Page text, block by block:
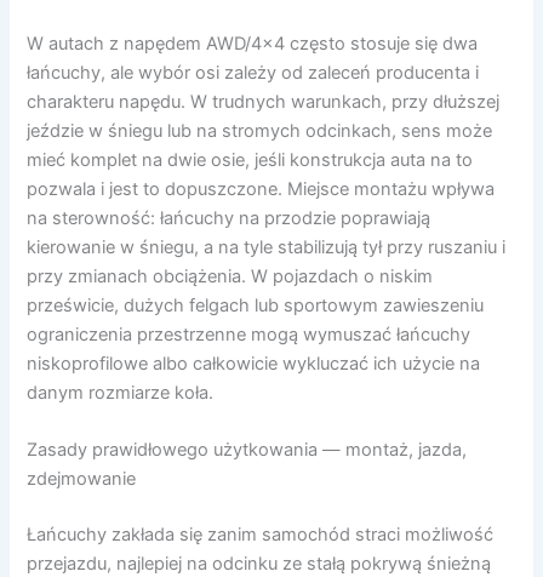
W autach z napędem AWD/4×4 często stosuje się dwa
łańcuchy, ale wybór osi zależy od zaleceń producenta i
charakteru napędu. W trudnych warunkach, przy dłuższej
jeździe w śniegu lub na stromych odcinkach, sens może
mieć komplet na dwie osie, jeśli konstrukcja auta na to
pozwala i jest to dopuszczone. Miejsce montażu wpływa
na sterowność: łańcuchy na przodzie poprawiają
kierowanie w śniegu, a na tyle stabilizują tył przy ruszaniu i
przy zmianach obciążenia. W pojazdach o niskim
prześwicie, dużych felgach lub sportowym zawieszeniu
ograniczenia przestrzenne mogą wymuszać łańcuchy
niskoprofilowe albo całkowicie wykluczać ich użycie na
danym rozmiarze koła.
Zasady prawidłowego użytkowania — montaż, jazda,
zdejmowanie
Łańcuchy zakłada się zanim samochód straci możliwość
przejazdu, najlepiej na odcinku ze stałą pokrywą śnieżną